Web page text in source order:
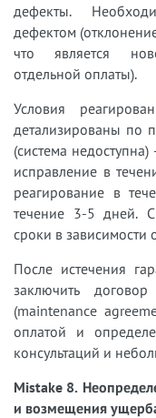
дефекты.
дефектом
что является
отдельной оплаты).
Условия
детализированы по
(система
исправление в
реагирование в
течение 3-5 дней.
сроки в зависимости
После истечения
заключить
(maintenance
оплатой и
консультаций и
Mistake 8.
и возмещения